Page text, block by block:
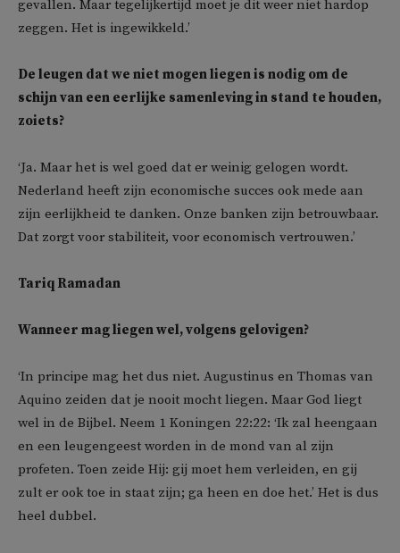
gevallen. Maar tegelijkertijd moet je dit weer niet hardop
zeggen. Het is ingewikkeld.’
De leugen dat we niet mogen liegen is nodig om de
schijn van een eerlijke samenleving in stand te houden,
zoiets?
‘Ja. Maar het is wel goed dat er weinig gelogen wordt.
Nederland heeft zijn economische succes ook mede aan
zijn eerlijkheid te danken. Onze banken zijn betrouwbaar.
Dat zorgt voor stabiliteit, voor economisch vertrouwen.’
Tariq Ramadan
Wanneer mag liegen wel, volgens gelovigen?
‘In principe mag het dus niet. Augustinus en Thomas van
Aquino zeiden dat je nooit mocht liegen. Maar God liegt
wel in de Bijbel. Neem 1 Koningen 22:22: ‘Ik zal heengaan
en een leugengeest worden in de mond van al zijn
profeten. Toen zeide Hij: gij moet hem verleiden, en gij
zult er ook toe in staat zijn; ga heen en doe het.’ Het is dus
heel dubbel.